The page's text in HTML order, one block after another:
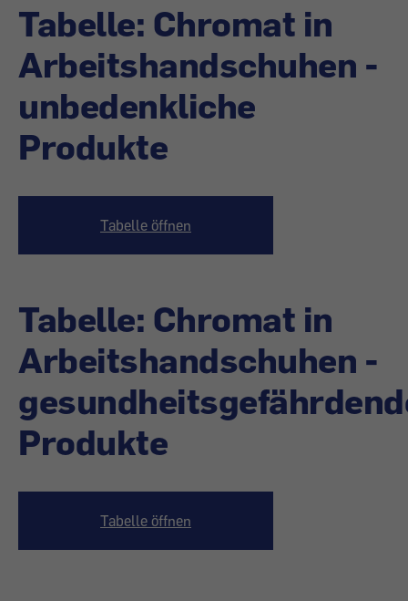
Tabelle: Chromat in
Arbeitshandschuhen -
unbedenkliche
Produkte
Tabelle öffnen
Tabelle: Chromat in
Arbeitshandschuhen -
Produkte
Tabelle öffnen